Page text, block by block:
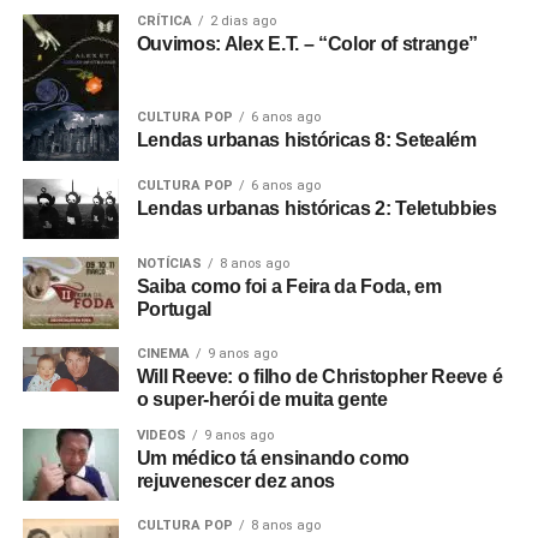
Foto: Reprodução Internet
Como surgiu seu filme?
amigo do Rob(Gretton) desde que trabalhávamos no
aeroporto e depois quando ele era DJ no Rafters. Eu
costumava ir lá assistir bandas e o Rob acabou
empresariando uma banda chamada The Panik. Eu
estava começando como cineasta na época, autodidata,
filmando em 8mm.
E começamos um filme que não deu em nada. O show do
The Panik na última noite do Electric Circus. Estava muito
escuro e a filmagem ficou péssima. Acabou ficando de
lado. Aí o Rob me ligou e disse: “Estou empresariando
uma banda nova chamada Warsaw e me perguntou se eu
queria ir vê-los no The Factory”.
Fui vê-los no antigo Russell Club e eles foram
absolutamente incríveis; me arrepiaram. Quis fazer algo
com eles naquele instante. Fui falar com o dono da loja
de discos local e contei a ele sobre o clube Bowden Vale
CRÍTICA 2 dias ago
Ouvimos: Alex E.T. – “Color of strange”
CULTURA POP 6 anos ago
Lendas urbanas históricas 8: Setealém
CULTURA POP 6 anos ago
Lendas urbanas históricas 2: Teletubbies
NOTÍCIAS 8 anos ago
Saiba como foi a Feira da Foda, em
Portugal
CINEMA 9 anos ago
Will Reeve: o filho de Christopher Reeve é
o super-herói de muita gente
VIDEOS 9 anos ago
Um médico tá ensinando como
rejuvenescer dez anos
CULTURA POP 8 anos ago